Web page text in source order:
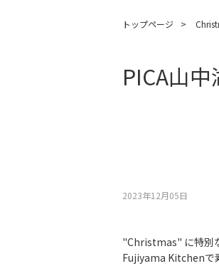
トップページ >
PICA山中
2023年12月05⽇
"Christmas" に特別
Fujiyama Kitchenで